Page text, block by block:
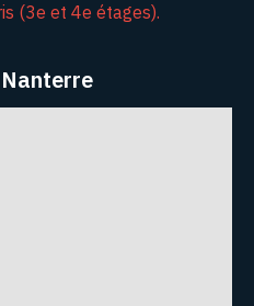
(3e et 4e étages).